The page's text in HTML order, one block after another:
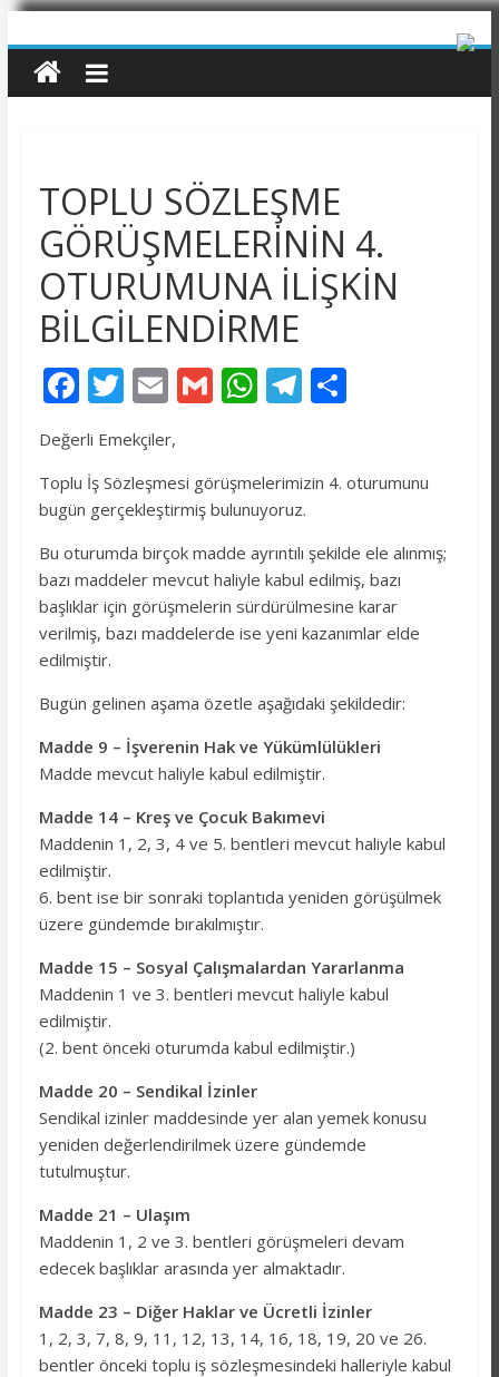
TOPLU SÖZLEŞME
GÖRÜŞMELERİNİN 4.
OTURUMUNA İLİŞKİN
BİLGİLENDİRME
F
ac
e
b
o
o
k
T
w
itt
er
E
ai
l
G
l
W
s
A
p
p
T
gr
a
m
P
aş
Değerli Emekçiler,
Toplu İş Sözleşmesi görüşmelerimizin 4. oturumunu
bugün gerçekleştirmiş bulunuyoruz.
Bu oturumda birçok madde ayrıntılı şekilde ele alınmış;
bazı maddeler mevcut haliyle kabul edilmiş, bazı
başlıklar için görüşmelerin sürdürülmesine karar
verilmiş, bazı maddelerde ise yeni kazanımlar elde
edilmiştir.
Bugün gelinen aşama özetle aşağıdaki şekildedir:
Madde 9 – İşverenin Hak ve Yükümlülükleri
Madde mevcut haliyle kabul edilmiştir.
Madde 14 – Kreş ve Çocuk Bakımevi
Maddenin 1, 2, 3, 4 ve 5. bentleri mevcut haliyle kabul
edilmiştir.
6. bent ise bir sonraki toplantıda yeniden görüşülmek
üzere gündemde bırakılmıştır.
Madde 15 – Sosyal Çalışmalardan Yararlanma
Maddenin 1 ve 3. bentleri mevcut haliyle kabul
edilmiştir.
(2. bent önceki oturumda kabul edilmiştir.)
Madde 20 – Sendikal İzinler
Sendikal izinler maddesinde yer alan yemek konusu
yeniden değerlendirilmek üzere gündemde
tutulmuştur.
Madde 21 – Ulaşım
Maddenin 1, 2 ve 3. bentleri görüşmeleri devam
edecek başlıklar arasında yer almaktadır.
Madde 23 – Diğer Haklar ve Ücretli İzinler
1, 2, 3, 7, 8, 9, 11, 12, 13, 14, 16, 18, 19, 20 ve 26.
bentler önceki toplu iş sözleşmesindeki halleriyle kabul